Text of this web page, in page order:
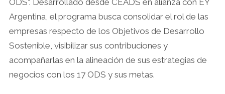
ODS”. Desarrollado desde CEADS en alianza con EY
Argentina, el programa busca consolidar el rol de las
empresas respecto de los Objetivos de Desarrollo
Sostenible, visibilizar sus contribuciones y
acompañarlas en la alineación de sus estrategias de
negocios con los 17 ODS y sus metas.